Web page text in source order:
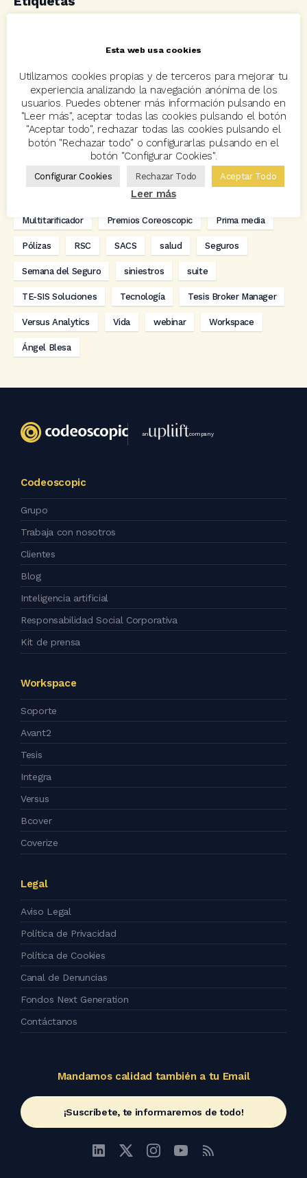
Carlos Rovira Codeoscopic Codeoscopic Academy
Codeoscopic Workspace Coverize Decesos
digitalización Eventos formación GRC-Broker
Kit Digital
Multitarificador Premios Coreoscopic Prima media
Pólizas RSC SACS salud Seguros
Semana del Seguro siniestros suite
TE-SIS Soluciones Tecnología Tesis Broker Manager
Versus Analytics Vida webinar Workspace
Ángel Blesa
an company
Codeoscopic
Grupo
Trabaja con nosotros
Clientes
Blog
Inteligencia artificial
Responsabilidad Social Corporativa
Kit de prensa
Workspace
Soporte
Avant2
Tesis
Integra
Versus
Bcover
Coverize
Legal
Aviso Legal
Política de Privacidad
Política de Cookies
Canal de Denuncias
Fondos Next Generation
Contáctanos
Mandamos calidad también a tu Email
¡Suscríbete, te informaremos de todo!
Esta web usa cookies
Utilizamos cookies propias y de terceros para mejorar tu
experiencia analizando la navegación anónima de los
usuarios. Puedes obtener más información pulsando en
"Leer más", aceptar todas las cookies pulsando el botón
"Aceptar todo", rechazar todas las cookies pulsando el
botón "Rechazar todo" o configurarlas pulsando en el
botón "Configurar Cookies".
Configurar Cookies Rechazar Todo Aceptar Todo
Leer más